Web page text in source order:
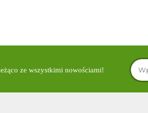
ze wszystkimi nowościami!